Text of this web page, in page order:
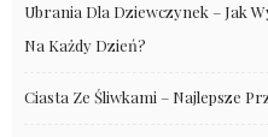
Ubrania Dla Dziewczynek – Jak
Na Każdy Dzień?
Ciasta Ze Śliwkami – Najlepsze